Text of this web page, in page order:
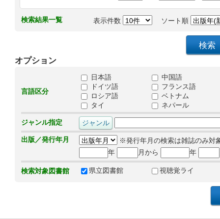
検索結果一覧 表示件数 ソート順
オプション
言語区分
日本語
中国語
ドイツ語
フランス語
ロシア語
ベトナム
タイ
ネパール
ジャンル指定
出版／発行年月
※発行年月の検索は雑誌のみ対
年
月から 年
検索対象図書館 県立図書館 視聴覚ライ